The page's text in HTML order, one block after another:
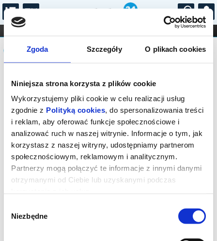
Zgoda Szczegóły O plikach cookies
Niniejsza strona korzysta z plików cookie
Wykorzystujemy pliki cookie w celu realizacji usług
zgodnie z Polityką cookies, do spersonalizowania treści
i reklam, aby oferować funkcje społecznościowe i
analizować ruch w naszej witrynie. Informacje o tym, jak
korzystasz z naszej witryny, udostępniamy partnerom
społecznościowym, reklamowym i analitycznym.
Partnerzy mogą połączyć te informacje z innymi danymi
otrzymanymi od Ciebie lub uzyskanymi podczas
zgody
Niezbędne
...
FILHARMONIA OPERA I BALET
STAND-UP
DLA DZIECI
Komunikat
Sprzedaż online na wydarzenie została
zakończona, zapytaj o dostępność
biletów w kasie.